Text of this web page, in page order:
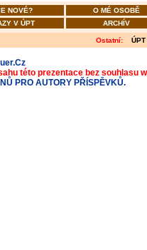
NOVÉ?
O MÉ OSOBĚ
V ÚPT ARCHÍV
Ostatní: ÚPT
této prezentace bez souhlasu
PRO AUTORY PŘÍSPĚVKŮ.